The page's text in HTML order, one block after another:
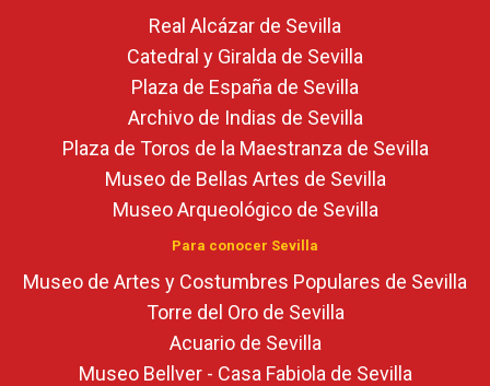
Real Alcázar de Sevilla
Catedral y Giralda de Sevilla
Plaza de España de Sevilla
Archivo de Indias de Sevilla
Plaza de Toros de la Maestranza de Sevilla
Museo de Bellas Artes de Sevilla
Museo Arqueológico de Sevilla
Para conocer Sevilla
Museo de Artes y Costumbres Populares de Sevilla
Torre del Oro de Sevilla
Acuario de Sevilla
Museo Bellver - Casa Fabiola de Sevilla